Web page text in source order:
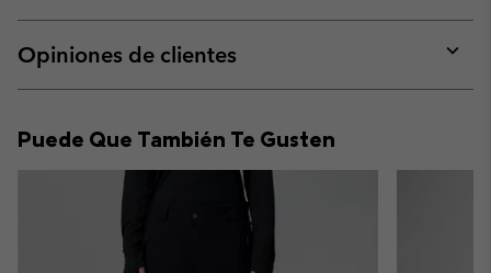
or
Opiniones de clientes
or
Puede Que También Te Gusten